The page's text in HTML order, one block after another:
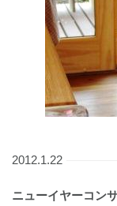
2012.1.22
ニューイヤーコン